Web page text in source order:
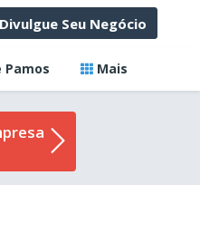
Divulgue Seu Negócio
Pamos Mais